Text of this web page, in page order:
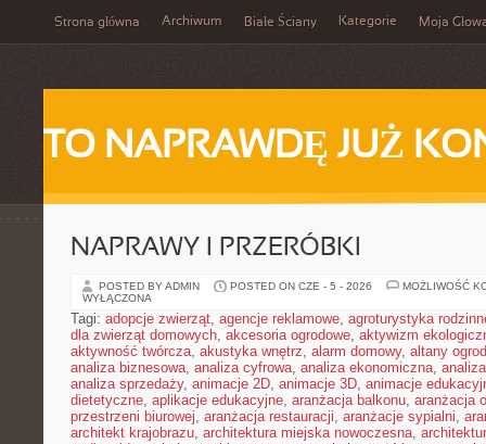
Strona główna Archiwum Białe Ściany Kategorie Moja
TO NAPRAWDĘ JUŻ
NAPRAWY I PRZERÓBKI
POSTED BY ADMIN POSTED ON CZE - 5 - 2026
MOŻLIWOŚĆ
WYŁĄCZONA
Tagi: adopcje zwierząt, agencje reklamowe, agroturystyka
dla zwierząt domowych, akcesoria ogrodowe, aktywizm
aktywność twórcza, akustyka wnętrz, alarm domowy, altany
analiza biznesowa, analiza cyfrowa, analiza ekonomiczna,
analiza sprzedaży, animacje 2D, animacje 3D, animacje
dietetyczne, aplikacje edukacyjne, aranżacja balkonu, aranżacja
przestrzeni biurowej, aranżacja restauracji, aranżacje sypialni,
architekt krajobrazu, architektura miejska nowoczesna,